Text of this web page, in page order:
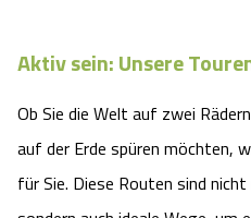
Aktiv sein: Unsere
Ob Sie die Welt auf zwei
auf der Erde spüren möchten,
für Sie. Diese Routen sind